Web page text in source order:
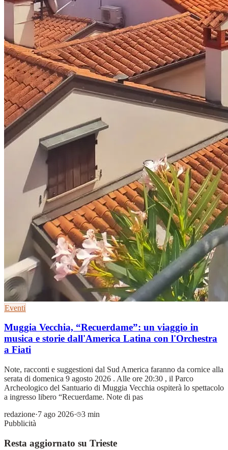
Eventi
Muggia Vecchia, “Recuerdame”: un viaggio in
musica e storie dall'America Latina con l'Orchestra
a Fiati
Note, racconti e suggestioni dal Sud America faranno da cornice alla
serata di domenica 9 agosto 2026 . Alle ore 20:30 , il Parco
Archeologico del Santuario di Muggia Vecchia ospiterà lo spettacolo
a ingresso libero “Recuerdame. Note di pas
redazione·7 ago 2026·
3 min
Pubblicità
Resta aggiornato su Trieste